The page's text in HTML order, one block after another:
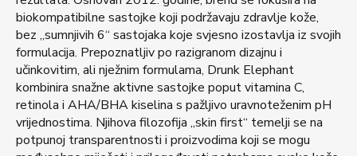
biokompatibilne sastojke koji podržavaju zdravlje kože,
bez „sumnjivih 6“ sastojaka koje svjesno izostavlja iz svojih
formulacija. Prepoznatljiv po razigranom dizajnu i
učinkovitim, ali nježnim formulama, Drunk Elephant
kombinira snažne aktivne sastojke poput vitamina C,
retinola i AHA/BHA kiselina s pažljivo uravnoteženim pH
vrijednostima. Njihova filozofija „skin first“ temelji se na
potpunoj transparentnosti i proizvodima koji se mogu